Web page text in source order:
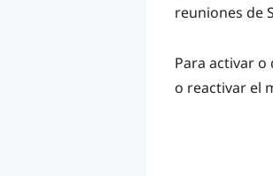
reuniones de
Para activar o
o reactivar el